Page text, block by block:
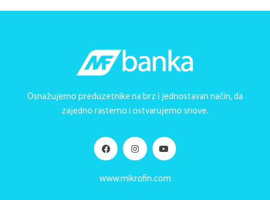
Osnažujemo preduzetnike na brz i jednostavan način, da
zajedno rastemo i ostvarujemo snove.
www.mikrofin.com